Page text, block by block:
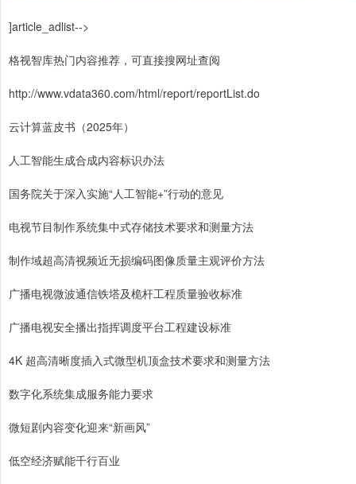
]article_adlist-->
格视智库热门内容推荐，可直接搜网址查阅
http://www.vdata360.com/html/report/reportList.do
云计算蓝皮书（2025年）
人工智能生成合成内容标识办法
国务院关于深入实施“人工智能+”行动的意见
电视节目制作系统集中式存储技术要求和测量方法
制作域超高清视频近无损编码图像质量主观评价方法
广播电视微波通信铁塔及桅杆工程质量验收标准
广播电视安全播出指挥调度平台工程建设标准
4K 超高清晰度插入式微型机顶盒技术要求和测量方法
数字化系统集成服务能力要求
微短剧内容变化迎来“新画风”
低空经济赋能千行百业